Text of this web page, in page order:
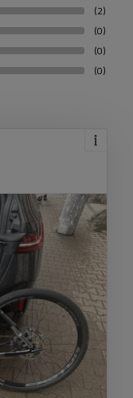
(2)
(0)
(0)
(0)